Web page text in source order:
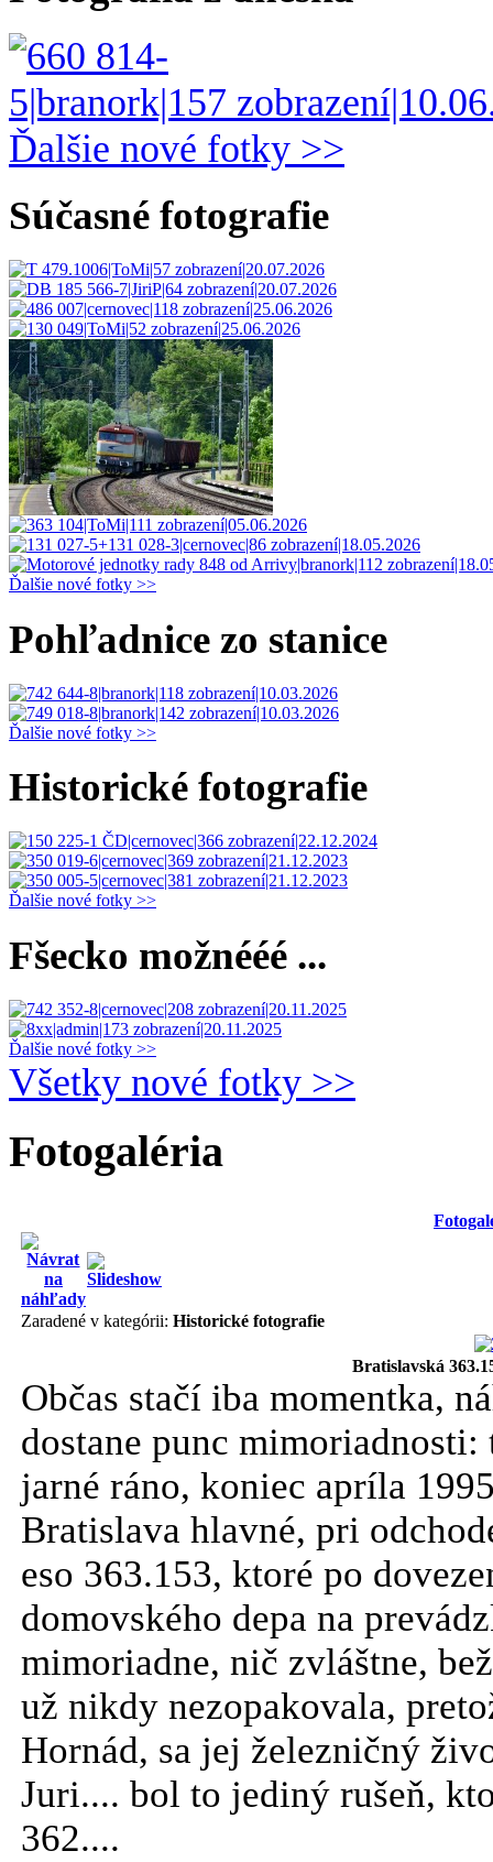
Ďalšie nové fotky >>
Súčasné fotografie
Ďalšie nové fotky >>
Pohľadnice zo stanice
Ďalšie nové fotky >>
Historické fotografie
Ďalšie nové fotky >>
Fšecko možnééé ...
Ďalšie nové fotky >>
Všetky nové fotky >>
Fotogaléria
Zaradené v kategórii: Historické fotografie
Bratislavská
Občas stačí iba momentka,
dostane punc
jarné ráno, koniec apríla
Bratislava hlavné, pri
eso 363.153, ktoré po
domovského depa na
mimoriadne, nič zvláštne,
už nikdy nezopakovala,
Hornád, sa jej železničný
Juri.... bol to jediný rušeň,
362....